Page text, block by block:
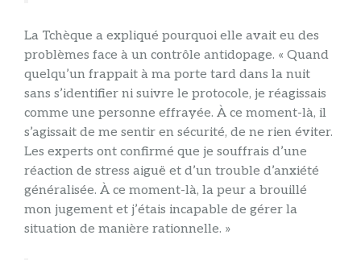
La Tchèque a expliqué pourquoi elle avait eu des
problèmes face à un contrôle antidopage. « Quand
quelqu’un frappait à ma porte tard dans la nuit
sans s’identifier ni suivre le protocole, je réagissais
comme une personne effrayée. À ce moment-là, il
s’agissait de me sentir en sécurité, de ne rien éviter.
Les experts ont confirmé que je souffrais d’une
réaction de stress aiguë et d’un trouble d’anxiété
généralisée. À ce moment-là, la peur a brouillé
mon jugement et j’étais incapable de gérer la
situation de manière rationnelle. »